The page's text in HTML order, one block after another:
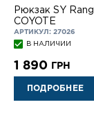
Рюкзак SY
COYOTE
АРТИКУЛ: 27026
В НАЛИЧИИ
1 890 ГРН
ПОДРОБНЕЕ